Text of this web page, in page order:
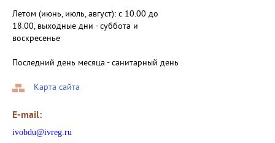
Летом (июнь, июль, август): с 10.00 до
18.00, выходные дни - суббота и
воскресенье
Последний день месяца - санитарный день
Карта сайта
E-mail:
ivobdu@ivreg.ru